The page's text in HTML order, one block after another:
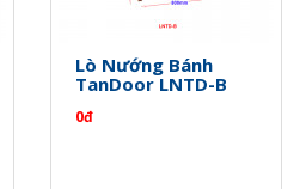
Lò Nướng Bánh
TanDoor LNTD-B
0đ